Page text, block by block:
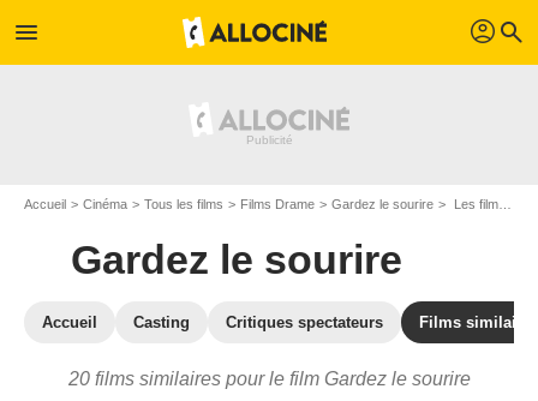
menu profil search
Accueil Cinéma Tous les films Films Drame Gardez le sourire Les films similaires à "Gardez le sourire"
Gardez le sourire
Accueil Casting Critiques spectateurs Films similaires
20 films similaires pour le film Gardez le sourire